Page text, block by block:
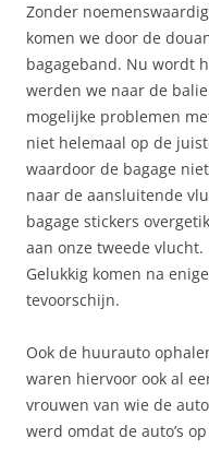
Zonder
komen we door de
bagageband. Nu wordt
werden we naar de
mogelijke problemen
niet helemaal op de
waardoor de bagage
naar de aansluitende
bagage stickers
aan onze tweede vlucht.
Gelukkig komen na
tevoorschijn.
Ook de huurauto
waren hiervoor ook al
vrouwen van wie de
werd omdat de auto’s